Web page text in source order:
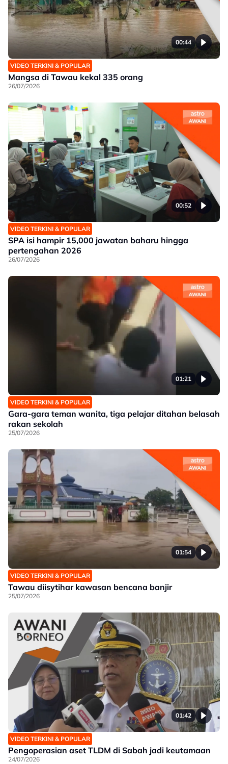
00:44
VIDEO TERKINI & POPULAR
Mangsa di Tawau kekal 335 orang
26/07/2026
00:52
VIDEO TERKINI & POPULAR
SPA isi hampir 15,000 jawatan baharu hingga
pertengahan 2026
26/07/2026
01:21
VIDEO TERKINI & POPULAR
Gara-gara teman wanita, tiga pelajar ditahan belasah
rakan sekolah
25/07/2026
01:54
VIDEO TERKINI & POPULAR
Tawau diisytihar kawasan bencana banjir
25/07/2026
01:42
VIDEO TERKINI & POPULAR
Pengoperasian aset TLDM di Sabah jadi keutamaan
24/07/2026